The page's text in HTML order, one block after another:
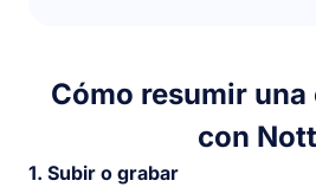
Cómo resumir
con
1. Subir o grabar